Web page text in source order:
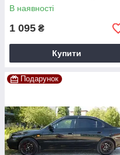
В наявності
1 095 ₴
Купити
Подарунок